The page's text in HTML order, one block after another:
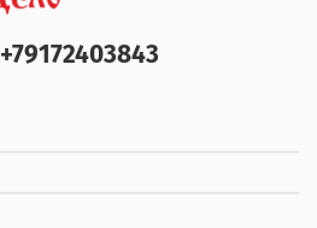
+79172403843